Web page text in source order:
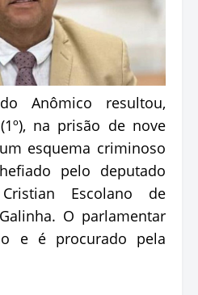
Anômico resultou,
na prisão de nove
esquema criminoso
pelo deputado
Escolano de
O parlamentar
e é procurado pela